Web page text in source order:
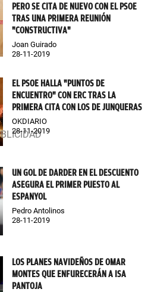
PERO SE CITA DE NUEVO CON EL PSOE
TRAS UNA PRIMERA REUNIÓN
"CONSTRUCTIVA"
Joan Guirado
28-11-2019
EL PSOE HALLA "PUNTOS DE
ENCUENTRO" CON ERC TRAS LA
PRIMERA CITA CON LOS DE JUNQUERAS
OKDIARIO
28-11-2019
UN GOL DE DARDER EN EL DESCUENTO
ASEGURA EL PRIMER PUESTO AL
ESPANYOL
Pedro Antolinos
28-11-2019
LOS PLANES NAVIDEÑOS DE OMAR
MONTES QUE ENFURECERÁN A ISA
PANTOJA